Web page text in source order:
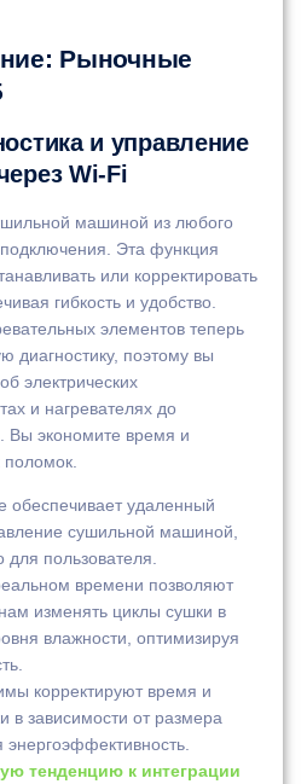
Рыночные
и управление
Wi-Fi
машиной из любого
Эта функция
или корректировать
гибкость и удобство.
элементов теперь
диагностику, поэтому вы
электрических
и нагревателях до
Вы экономите время и
обеспечивает удаленный
сушильной машиной,
пользователя.
времени позволяют
изменять циклы сушки в
влажности, оптимизируя
корректируют время и
в зависимости от размера
энергоэффективность.
тенденцию к интеграции